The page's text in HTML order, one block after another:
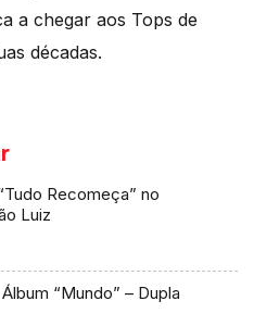
a chegar aos Tops de
décadas.
Recomeça” no
Luiz
“Mundo” – Dupla